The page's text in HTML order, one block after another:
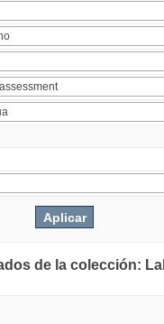
de la colección: